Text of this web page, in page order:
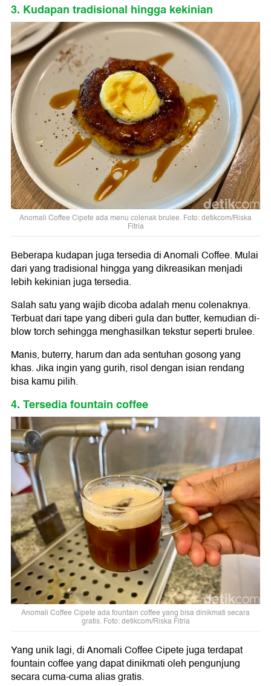
3. Kudapan tradisional hingga kekinian
Anomali Coffee Cipete ada menu colenak brulee. Foto: detikcom/Riska
Fitria
Beberapa kudapan juga tersedia di Anomali Coffee. Mulai
dari yang tradisional hingga yang dikreasikan menjadi
lebih kekinian juga tersedia.
Salah satu yang wajib dicoba adalah menu colenaknya.
Terbuat dari tape yang diberi gula dan butter, kemudian di-
blow torch sehingga menghasilkan tekstur seperti brulee.
Manis, buterry, harum dan ada sentuhan gosong yang
khas. Jika ingin yang gurih, risol dengan isian rendang
bisa kamu pilih.
4. Tersedia fountain coffee
Anomali Coffee Cipete ada fountain coffee yang bisa dinikmati secara
gratis. Foto: detikcom/Riska Fitria
Yang unik lagi, di Anomali Coffee Cipete juga terdapat
fountain coffee yang dapat dinikmati oleh pengunjung
secara cuma-cuma alias gratis.